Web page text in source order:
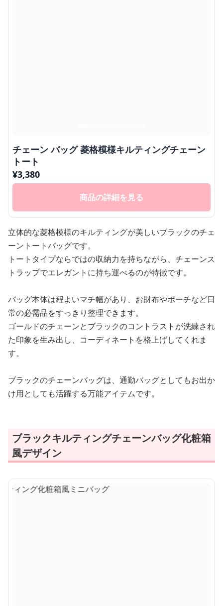
チェーン バッグ 菱格模様キルティングチェーン
トート
¥3,380
商品の詳細を見る
立体的な菱格模様のキルティングが美しいブラックのチェ
ーントートバッグです。
トートタイプならではの収納力を持ちながら、チェーンス
トラップでエレガントに持ち運べるのが特徴です。
バッグ本体は程よいマチ幅があり、お財布やポーチなど日
常の必需品をすっきり整理できます。
ゴールドのチェーンとブラックのコントラストが洗練され
た印象を生み出し、コーディネートを格上げしてくれま
す。
ブラックのチェーンバッグは、通勤バッグとしてもお出か
け用としても活躍する万能アイテムです。
ブラックキルティングチェーンバッグ化粧箱
風デザイン